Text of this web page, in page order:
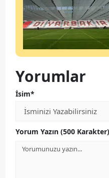
Yorumlar
İsim*
Yorum Yazın (500 Karakter)